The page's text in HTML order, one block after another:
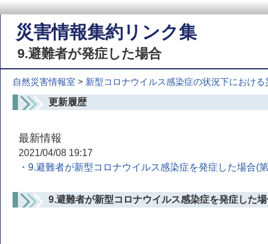
9.避難者が発症した場合
災害情報集約リンク集
自然災害情報室 > 新型コロナウイルス感染症の状況下におけ
更新履歴
最新情報
2021/04/08 19:17
・9.避難者が新型コロナウイルス感染症を発症した場合
9.避難者が新型コロナウイルス感染症を発症した